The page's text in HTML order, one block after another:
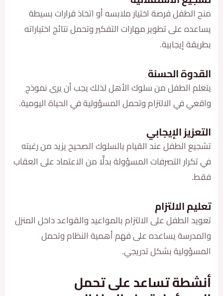
فرصة اختيار ملابسه أو اتخاذ قرارات بسيطة
على تطوير مهارات التفكير وتحمل نتائج اختياراته
إيجابية.
الحسنة
الطفل من سلوك الأهل لذلك يجب أن يرى نموذج
في الالتزام وتحمل المسؤولية في الحياة اليومية.
الإيجابي
الطفل عند القيام بالسلوك الصحيح يزيد من رغبته
التصرفات المسؤولة بدلّّا من الاعتماد على العقاب
الالتزام
على الالتزام بالمواعيد والقواعد داخل المنزل
يساعده على فهم أهمية النظام وتحمل
بشكل تدريجي.
تساعد على تحمل